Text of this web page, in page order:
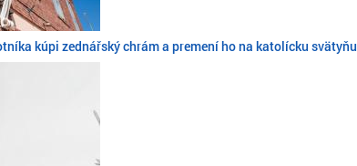
kúpi zednářský chrám a premení ho na katolícku svätyňu